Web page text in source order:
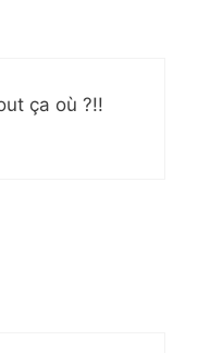
ça où ?!!